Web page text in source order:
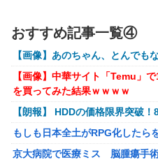
【〈物語〉シリーズ】 セガ
イズフィギュア【彩色原型
【謎】『ダーク路線のドラ
けなかった理由ってガチで
【ウマ娘】海外のファンア
ある。←「おデジ以外味付
キム・カッファン総合スレ
【涼宮ハルヒの憂鬱】Vivitフィ
ィギュア【彩色原型公開】
【ボンバーガール】KONAMI「
【彩色原型公開】
【初音ミク】「PERIHAPI! おき
ーズ 2」トレフィグ【予約開始】
【艦これ】イベントぼちぼち終
ったらみんな何してる？
おすすめ記事一覧④
【画像】あのちゃん、とんでも
【画像】中華サイト「Temu」
を買ってみた結果ｗｗｗｗ
【朗報】 HDDの価格限界突破
もしも日本全土がRPG化したら
京大病院で医療ミス 脳腫瘍手